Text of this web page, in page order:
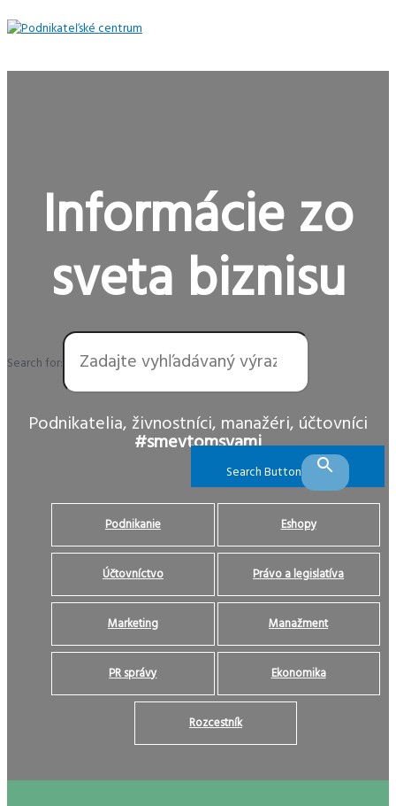
Preskočiť
na
Menu
Informácie zo
sveta biznisu
Search for:
Search Button
Podnikatelia, živnostníci, manažéri, účtovníci
#smevtomsvami
Podnikanie Eshopy
Účtovníctvo Právo a legislatíva
Marketing Manažment
PR správy Ekonomika
Rozcestník